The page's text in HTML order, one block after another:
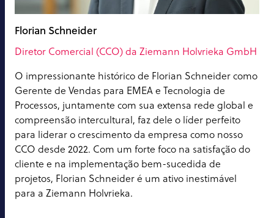
Florian Schneider
Diretor Comercial (CCO) da Ziemann Holvrieka GmbH
O impressionante histórico de Florian Schneider como
Gerente de Vendas para EMEA e Tecnologia de
Processos, juntamente com sua extensa rede global e
compreensão intercultural, faz dele o líder perfeito
para liderar o crescimento da empresa como nosso
CCO desde 2022. Com um forte foco na satisfação do
cliente e na implementação bem-sucedida de
projetos, Florian Schneider é um ativo inestimável
para a Ziemann Holvrieka.